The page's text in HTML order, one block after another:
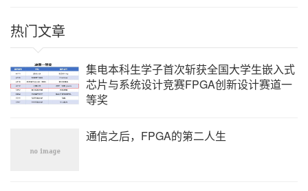
陈森锦;移动无线电通信在中国;电子产品世界;1993年10期
史世平;军用无线电通信的发展动向;军事通信技术;1982年01期
30
中国重要会议论文全文数据库
热门文章
集电本科生学子首次斩获全国大学生嵌入式
芯片与系统设计竞赛FPGA创新设计赛道一
等奖
通信之后，FPGA的第二人生